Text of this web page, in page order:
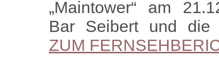
„Maintower“ am
Bar Seibert und die
ZUM